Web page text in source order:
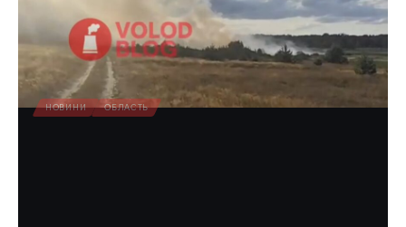
НОВИНИ ОБЛАСТЬ